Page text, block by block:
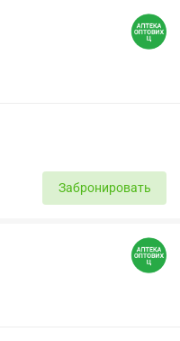
Забронировать